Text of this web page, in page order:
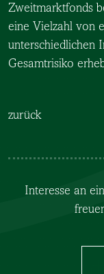
Zweitmarktfonds
eine Vielzahl von
unterschiedlichen
Gesamtrisiko
zurück
Interesse an